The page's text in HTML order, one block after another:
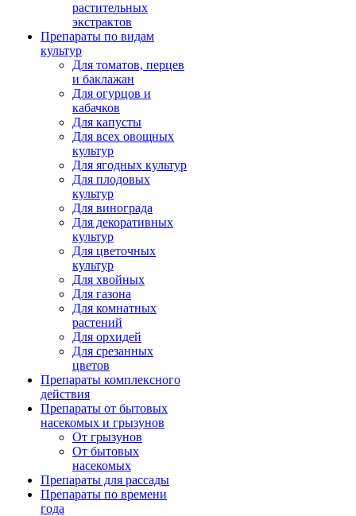
растительных
экстрактов
Препараты по видам
культур
Для томатов, перцев
и баклажан
Для огурцов и
кабачков
Для капусты
Для всех овощных
культур
Для ягодных культур
Для плодовых
культур
Для винограда
Для декоративных
культур
Для цветочных
культур
Для хвойных
Для газона
Для комнатных
растений
Для орхидей
Для срезанных
цветов
Препараты комплексного
действия
Препараты от бытовых
насекомых и грызунов
От грызунов
От бытовых
насекомых
Препараты для рассады
Препараты по времени
года